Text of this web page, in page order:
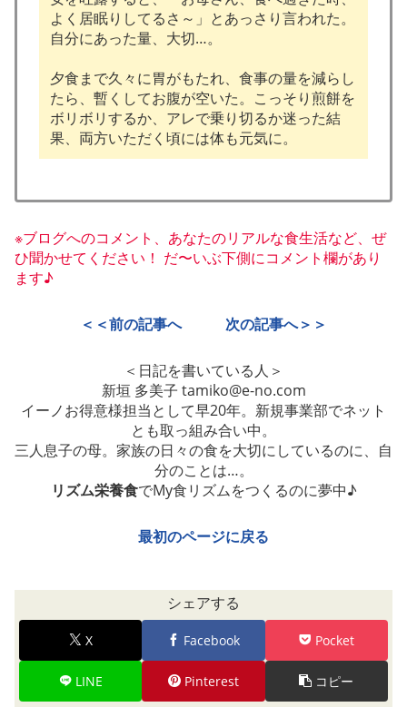
よく居眠りしてるさ～」とあっさり言われた。
自分にあった量、大切…。
夕食まで久々に胃がもたれ、食事の量を減らし
たら、暫くしてお腹が空いた。こっそり煎餅を
ボリボリするか、アレで乗り切るか迷った結
果、両方いただく頃には体も元気に。
※ブログへのコメント、あなたのリアルな食生活など、ぜ
ひ聞かせてください！ だ〜いぶ下側にコメント欄があり
ます♪
＜＜前の記事へ 次の記事へ＞＞
＜日記を書いている人＞
新垣 多美子 tamiko@e-no.com
イーノお得意様担当として早20年。新規事業部でネット
とも取っ組み合い中。
三人息子の母。家族の日々の食を大切にしているのに、自
分のことは…。
リズム栄養食でMy食リズムをつくるのに夢中♪
最初のページに戻る
シェアする
X Facebook Pocket
LINE Pinterest コピー